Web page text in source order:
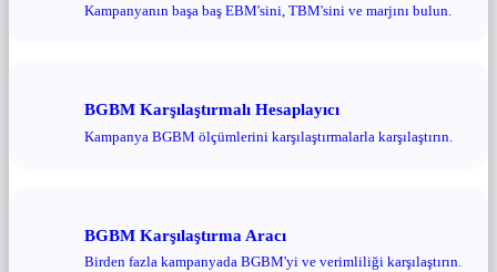
Kampanyanın başa baş EBM'sini, TBM'sini ve marjını bulun.
BGBM Karşılaştırmalı Hesaplayıcı
Kampanya BGBM ölçümlerini karşılaştırmalarla karşılaştırın.
BGBM Karşılaştırma Aracı
Birden fazla kampanyada BGBM'yi ve verimliliği karşılaştırın.